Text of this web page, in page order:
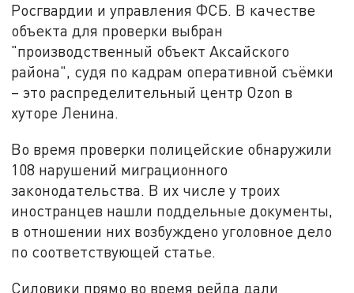
Росгвардии и управления ФСБ. В качестве
объекта для проверки выбран
"производственный объект Аксайского
района", судя по кадрам оперативной съёмки
– это распределительный центр Ozon в
хуторе Ленина.
Во время проверки полицейские обнаружили
108 нарушений миграционного
законодательства. В их числе у троих
иностранцев нашли поддельные документы,
в отношении них возбуждено уголовное дело
по соответствующей статье.
Силовики прямо во время рейда дали